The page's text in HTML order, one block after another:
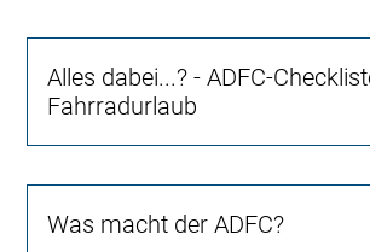
Alles dabei...? - ADFC-
Fahrradurlaub
Was macht der ADFC?